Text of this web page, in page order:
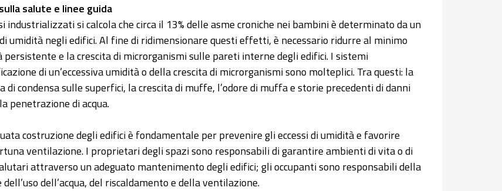
salute e linee guida
industrializzati si calcola che circa il 13% delle asme croniche nei bambini è determinato da un
umidità negli edifici. Al fine di ridimensionare questi effetti, è necessario ridurre al minimo
persistente e la crescita di microrganismi sulle pareti interne degli edifici. I sistemi
di un’eccessiva umidità o della crescita di microrganismi sono molteplici. Tra questi: la
di condensa sulle superfici, la crescita di muffe, l’odore di muffa e storie precedenti di danni
penetrazione di acqua.
costruzione degli edifici è fondamentale per prevenire gli eccessi di umidità e favorire
ventilazione. I proprietari degli spazi sono responsabili di garantire ambienti di vita o di
attraverso un adeguato mantenimento degli edifici; gli occupanti sono responsabili della
dell’acqua, del riscaldamento e della ventilazione.